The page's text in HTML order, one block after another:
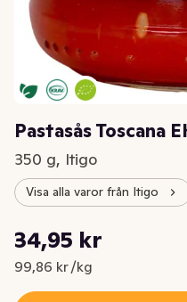
Pastasås Toscana
350 g, Itigo
Visa alla varor från Itigo
Nuvarande pris är: 34,95 kr
34,95 kr
99,86 kr /kg
Styckpris: 99,86 kr /kg